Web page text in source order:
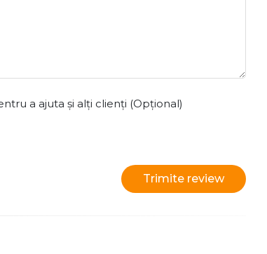
a ajuta și alți clienți (Opțional)
Trimite review